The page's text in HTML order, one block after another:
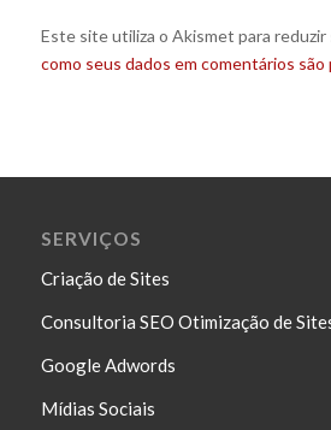
Este site utiliza o Akismet para reduzir
como seus dados em comentários são
SERVIÇOS
Criação de Sites
Consultoria SEO Otimização de
Google Adwords
Mídias Sociais